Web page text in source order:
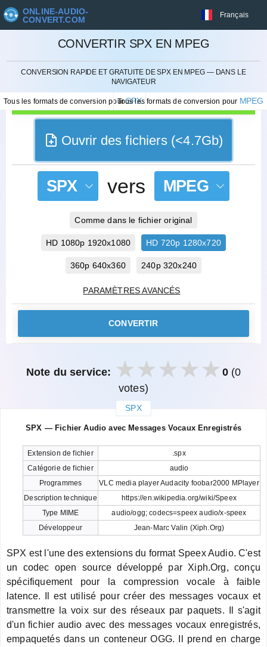
ONLINE-AUDIO-
CONVERT.COM
Français
CONVERTIR SPX EN MPEG
CONVERSION RAPIDE ET GRATUITE DE SPX EN MPEG — DANS LE
NAVIGATEUR
Tous les formats de conversion pourSPX
Tous les formats de conversion pour MPEG
Ouvrir des fichiers (<4.7Gb)
SPX vers MPEG
Comme dans le fichier original
HD 1080p 1920x1080 HD 720p 1280x720
360p 640x360 240p 320x240
PARAMÈTRES AVANCÉS
CONVERTIR
Note du service: 0(0
votes)
SPX
SPX — Fichier Audio avec Messages Vocaux Enregistrés
Extension de fichier
.spx
Catégorie de fichier
audio
Programmes
VLC media player Audacity foobar2000 MPlayer
Description technique
https://en.wikipedia.org/wiki/Speex
Type MIME
audio/ogg; codecs=speex audio/x-speex
Développeur
Jean-Marc Valin (Xiph.Org)
SPX est l'une des extensions du format Speex Audio. C'est
un codec open source développé par Xiph.Org, conçu
spécifiquement pour la compression vocale à faible
latence. Il est utilisé pour créer des messages vocaux et
transmettre la voix sur des réseaux par paquets. Il s'agit
d'un fichier audio avec des messages vocaux enregistrés,
empaquetés dans un conteneur OGG. Il prend en charge